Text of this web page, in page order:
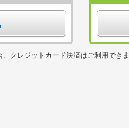
クレジットカード決済はご利用でき